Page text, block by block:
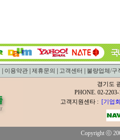
이용약관 제휴문의 고객센터
불량업체/구
경기도
PHONE. 02-
고객지원센타 : [기업
Copyright ⓒ